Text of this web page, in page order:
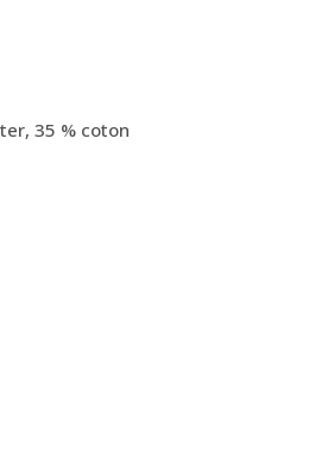
35 % coton